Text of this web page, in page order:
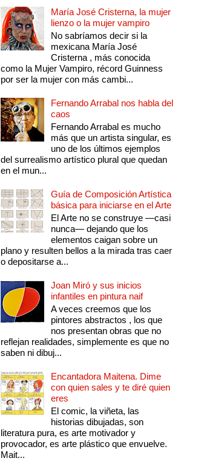
María José Cristerna, la mujer
lienzo o la mujer vampiro
No sabríamos decir si la
mexicana María José
Cristerna , más conocida
como la Mujer Vampiro, récord Guinness
por ser la mujer con más cambi...
Fernando Arrabal nos habla del
caos
Fernando Arrabal es mucho
más que un artista singular, es
uno de los últimos ejemplos
del surrealismo artístico plural que quedan
en el mun...
Guía de Composición Artística
básica para iniciarse en el Arte
El Arte no se construye —casi
nunca— dejando que los
elementos caigan sobre un
plano y resulten bellos a la mirada tras caer
o depositarse a...
Joan Miró y sus inicios
infantiles en pintura naif
A veces creemos que los
pintores abstractos , los que
nos presentan obras que no
reflejan realidades, simplemente es que no
saben ni dibuj...
Encantadora Maitena. Dime
con quien sales y te diré quien
eres
El comic, la viñeta, las
historias dibujadas, son
literatura pura, es arte motivador y
provocador, es arte plástico que envuelve.
Mait...